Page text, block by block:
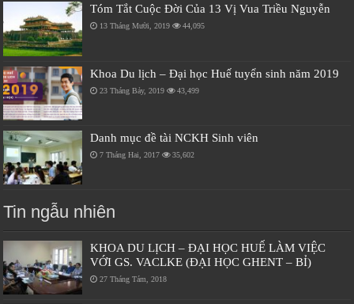
Tóm Tắt Cuộc Đời Của 13 Vị Vua Triều Nguyễn
13 Tháng Mười, 2019 44,095
Khoa Du lịch – Đại học Huế tuyển sinh năm 2019
23 Tháng Bảy, 2019 43,499
Danh mục đề tài NCKH Sinh viên
7 Tháng Hai, 2017 35,602
Tin ngẫu nhiên
KHOA DU LỊCH – ĐẠI HỌC HUẾ LÀM VIỆC
VỚI GS. VACLKE (ĐẠI HỌC GHENT – BỈ)
27 Tháng Tám, 2018